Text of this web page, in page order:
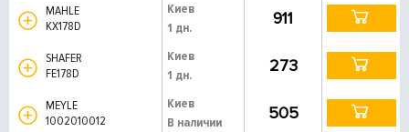
MAHLE
KX178D
Киев
1 дн.
911
SHAFER
FE178D
Киев
1 дн.
273
MEYLE
1002010012
Киев
В наличии
505